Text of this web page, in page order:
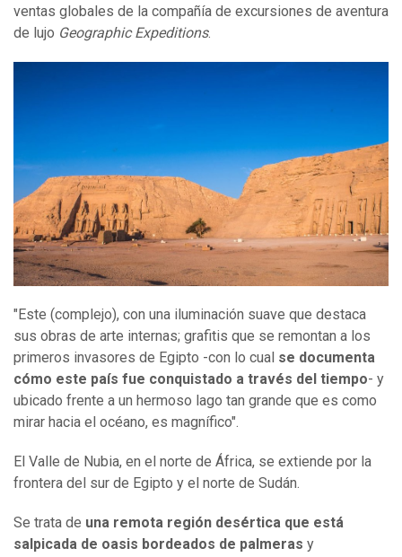
ventas globales de la compañía de excursiones de aventura
de lujo Geographic Expeditions.
"Este (complejo), con una iluminación suave que destaca
sus obras de arte internas; grafitis que se remontan a los
primeros invasores de Egipto -con lo cual se documenta
cómo este país fue conquistado a través del tiempo- y
ubicado frente a un hermoso lago tan grande que es como
mirar hacia el océano, es magnífico".
El Valle de Nubia, en el norte de África, se extiende por la
frontera del sur de Egipto y el norte de Sudán.
Se trata de una remota región desértica que está
salpicada de oasis bordeados de palmeras y